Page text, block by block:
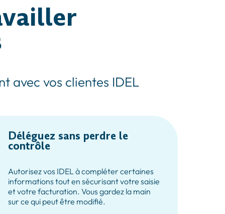
avec vos clientes IDEL
Déléguez sans perdre le
contrôle
Autorisez vos IDEL à compléter certaines
informations tout en sécurisant votre saisie
et votre facturation. Vous gardez la main
sur ce qui peut être modifié.